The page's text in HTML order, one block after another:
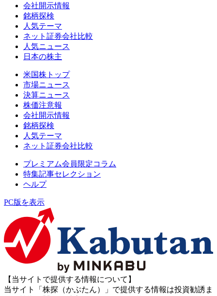
会社開示情報
銘柄探検
人気テーマ
ネット証券会社比較
人気ニュース
日本の株主
米国株トップ
市場ニュース
決算ニュース
株価注意報
会社開示情報
銘柄探検
人気テーマ
ネット証券会社比較
プレミアム会員限定コラム
特集記事セレクション
ヘルプ
PC版を表示
【当サイトで提供する情報について】
当サイト「株探（かぶたん）」で提供する情報は投資勧誘ま